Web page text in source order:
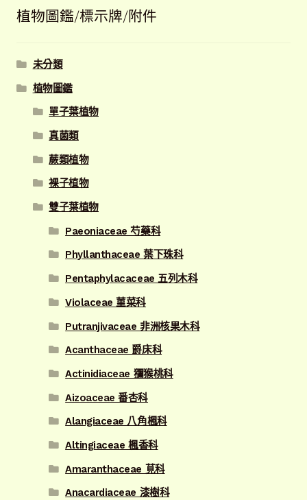
目
排
植物圖鑑/標示牌/附件
未分類
植物圖鑑
單子葉植物
真菌類
蕨類植物
裸子植物
雙子葉植物
Paeoniaceae 芍藥科
Phyllanthaceae 葉下珠科
Pentaphylacaceae 五列木科
Violaceae 菫菜科
Putranjivaceae 非洲核果木科
Acanthaceae 爵床科
Actinidiaceae 獼猴桃科
Aizoaceae 番杏科
Alangiaceae 八角楓科
Altingiaceae 楓香科
Amaranthaceae 莧科
Anacardiaceae 漆樹科